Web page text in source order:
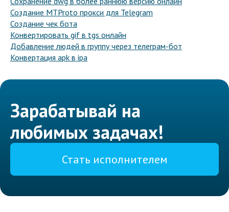
Создание MTProto прокси для Telegram
Создание чек бота
Конвертировать gif в tgs онлайн
Добавление людей в группу через телеграм-бот
Конвертация apk в ipa
Зарабатывай на
любимых задачах!
Стать исполнителем